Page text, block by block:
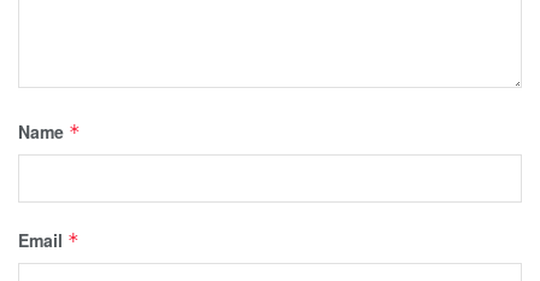
Name *
Email *